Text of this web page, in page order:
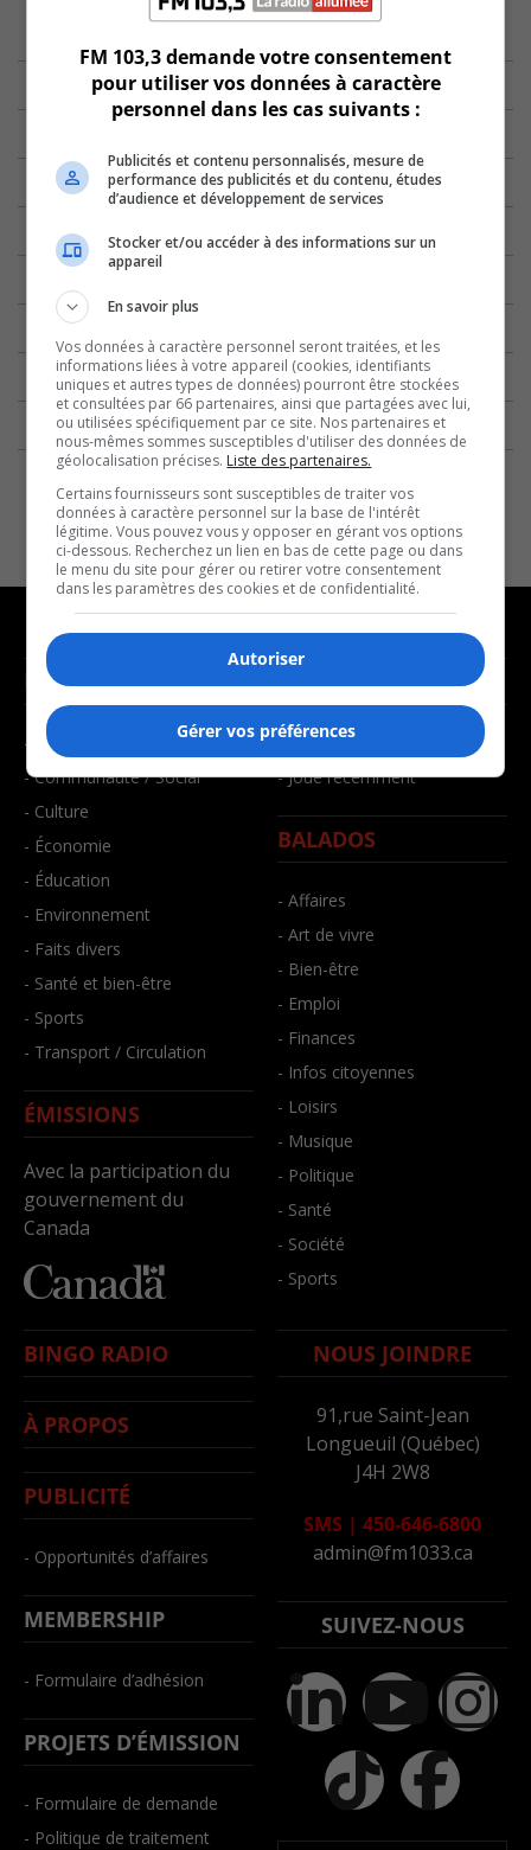
NOUVELLES
- Affaires municipales
- Communauté / Social
- Culture
- Économie
- Éducation
- Environnement
- Faits divers
- Santé et bien-être
- Sports
- Transport / Circulation
ÉMISSIONS
Avec la participation du
gouvernement du
Canada
MUSIQUE
- Décompte franco
- Joué récemment
BALADOS
- Affaires
- Art de vivre
- Bien-être
- Emploi
- Finances
- Infos citoyennes
- Loisirs
- Musique
- Politique
- Santé
- Société
- Sports
BINGO RADIO
À PROPOS
PUBLICITÉ
- Opportunités d’affaires
MEMBERSHIP
- Formulaire d’adhésion
PROJETS D’ÉMISSION
- Formulaire de demande
- Politique de traitement
NOUS JOINDRE
91,rue Saint-Jean
Longueuil (Québec)
J4H 2W8
SMS | 450-646-6800
admin@fm1033.ca
SUIVEZ-NOUS
FM 103,3 demande votre consentement
pour utiliser vos données à caractère
personnel dans les cas suivants :
Publicités et contenu personnalisés, mesure de
performance des publicités et du contenu, études
d’audience et développement de services
Stocker et/ou accéder à des informations sur un
appareil
En savoir plus
Vos données à caractère personnel seront traitées, et les
informations liées à votre appareil (cookies, identifiants
uniques et autres types de données) pourront être stockées
et consultées par 66 partenaires, ainsi que partagées avec lui,
ou utilisées spécifiquement par ce site. Nos partenaires et
nous-mêmes sommes susceptibles d'utiliser des données de
géolocalisation précises. Liste des partenaires.
Certains fournisseurs sont susceptibles de traiter vos
données à caractère personnel sur la base de l'intérêt
légitime. Vous pouvez vous y opposer en gérant vos options
ci-dessous. Recherchez un lien en bas de cette page ou dans
le menu du site pour gérer ou retirer votre consentement
dans les paramètres des cookies et de confidentialité.
Autoriser
Gérer vos préférences